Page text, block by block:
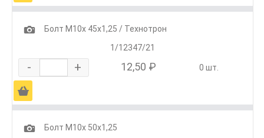
1
Болт М10х 45х1,25 / Технотрон
1/12347/21
- + 12,50 ₽ 0 шт.
Ä
1
Болт М10х 50х1,25